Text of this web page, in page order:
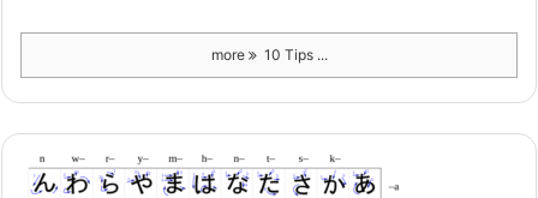
more 10 Tips ...